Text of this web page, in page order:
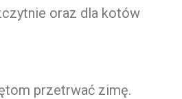
oraz dla kotów
przetrwać zimę.